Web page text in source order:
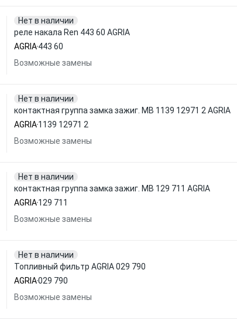
Нет в наличии
реле накала Ren 443 60 AGRIA
AGRIA443 60
Возможные замены
Нет в наличии
контактная группа замка зажиг. MB 1139 12971 2 AGRIA
AGRIA1139 12971 2
Возможные замены
Нет в наличии
контактная группа замка зажиг. MB 129 711 AGRIA
AGRIA129 711
Возможные замены
Нет в наличии
Топливный фильтр AGRIA 029 790
AGRIA029 790
Возможные замены